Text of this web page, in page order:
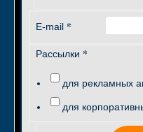
E-mail *
Рассылки *
для рекламных
для